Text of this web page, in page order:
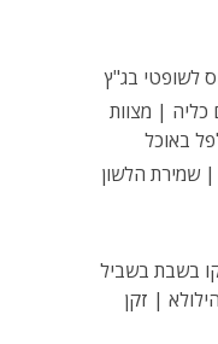
לשופטי בג"ץ
| מצוות
באוכל
שמירת הלשון
בשבת בשביל
| זקן